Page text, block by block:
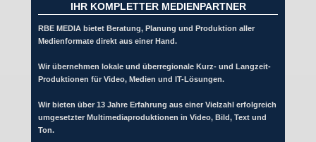
IHR KOMPLETTER MEDIENPARTNER
RBE MEDIA bietet Beratung, Planung und Produktion aller
Medienformate direkt aus einer Hand.
Wir übernehmen lokale und überregionale Kurz- und Langzeit-
Produktionen für Video, Medien und IT-Lösungen.
Wir bieten über 13 Jahre Erfahrung aus einer Vielzahl erfolgreich
umgesetzter Multimediaproduktionen in Video, Bild, Text und
Ton.